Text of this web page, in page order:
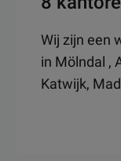
Wij zijn een
in Mölndal ,
Katwijk,